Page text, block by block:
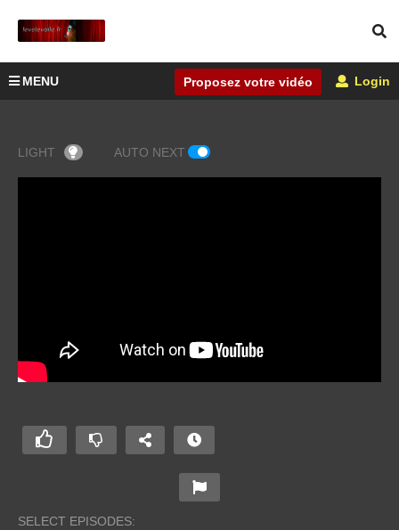
MENU Proposez votre vidéo Login
LIGHT AUTO NEXT
SELECT EPISODES: